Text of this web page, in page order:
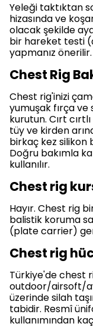
Yeleği taktıktan
hizasında ve
olacak şekilde
bir hareket testi
yapmanız önerilir.
Chest Rig
Chest rig'inizi
yumuşak fırça
kurutun. Cırt
tüy ve kirden
birkaç kez silikon
Doğru bakımla
kullanılır.
Chest rig
Hayır. Chest rig
balistik koruma
(plate carrier)
Chest rig
Türkiye'de chest
outdoor/airsoft/
üzerinde silah
tabidir. Resmî
kullanımından